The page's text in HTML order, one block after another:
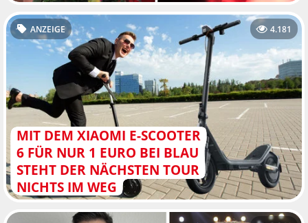
MIT DEM XIAOMI E-SCOOTER
6 FÜR NUR 1 EURO BEI BLAU
STEHT DER NÄCHSTEN TOUR
NICHTS IM WEG
ANZEIGE 4.181